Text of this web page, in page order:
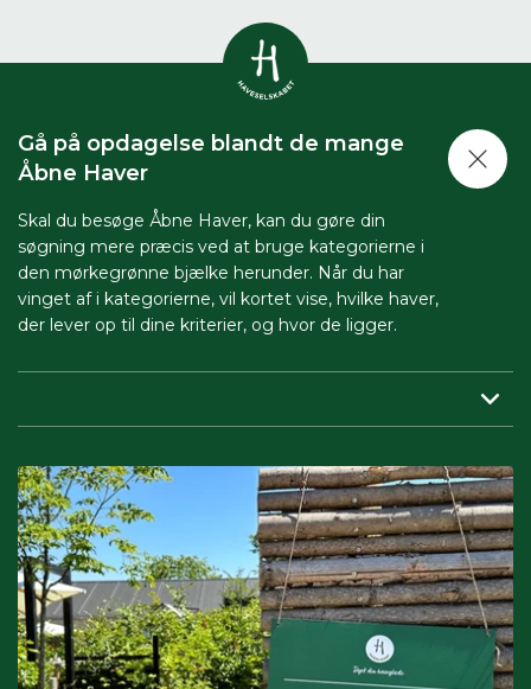
Gå på opdagelse blandt de mange
Åbne Haver
Skal du besøge Åbne Haver, kan du gøre din
søgning mere præcis ved at bruge kategorierne i
den mørkegrønne bjælke herunder. Når du har
vinget af i kategorierne, vil kortet vise, hvilke haver,
der lever op til dine kriterier, og hvor de ligger.
Region:her indsnævrer du, så du får vist haver tæt på dig.
Periode:vil du besøge Åbne Haver i en bestemt periode,
skal du sætte både start- og slutdato på.
Interesser:du kan også søge på interesser, hvis du fx er
glad for drivhus eller biodiversitet.
Kombination af kategorier:du kan også vinge af i flere
kategorier for at gøre din søgning endnu mere specifik.
Skal du fx på weekendtur til Silkeborg og er glad for drivhus,
Havestof
0resultater
Arrangementer
0resultater
Åbne haver
Du skal indtaste minimum 3
tegn for at se resultater
Her kan du søge i hele vores katalog af
artikler, arrangementer, produkter og åbne
haver.